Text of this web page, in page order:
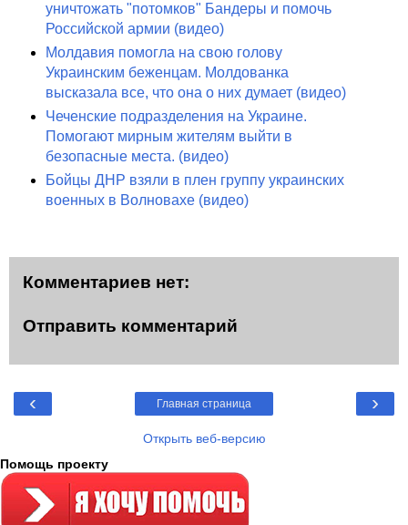
уничтожать "потомков" Бандеры и помочь
Российской армии (видео)
Молдавия помогла на свою голову
Украинским беженцам. Молдованка
высказала все, что она о них думает (видео)
Чеченские подразделения на Украине.
Помогают мирным жителям выйти в
безопасные места. (видео)
Бойцы ДНР взяли в плен группу украинских
военных в Волновахе (видео)
Комментариев нет:
Отправить комментарий
‹ ›
Главная страница
Открыть веб-версию
Помощь проекту